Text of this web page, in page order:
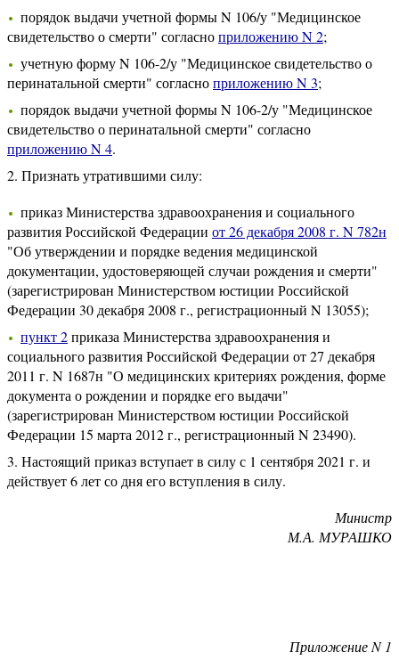
порядок выдачи учетной формы N 106/у "Медицинское
свидетельство о смерти" согласноприложению N 2;
учетную форму N 106-2/у "Медицинское свидетельство о
перинатальной смерти" согласноприложению N 3;
порядок выдачи учетной формы N 106-2/у "Медицинское
свидетельство о перинатальной смерти" согласно
приложению N 4.
2. Признать утратившими силу:
приказ Министерства здравоохранения и социального
развития Российской Федерации от 26 декабря 2008 г. N 782н
"Об утверждении и порядке ведения медицинской
документации, удостоверяющей случаи рождения и смерти"
(зарегистрирован Министерством юстиции Российской
Федерации 30 декабря 2008 г., регистрационный N 13055);
пункт 2приказа Министерства здравоохранения и
социального развития Российской Федерации от 27 декабря
2011 г. N 1687н "О медицинских критериях рождения, форме
документа о рождении и порядке его выдачи"
(зарегистрирован Министерством юстиции Российской
Федерации 15 марта 2012 г., регистрационный N 23490).
3. Настоящий приказ вступает в силу с 1 сентября 2021 г. и
действует 6 лет со дня его вступления в силу.
Министр
М.А. МУРАШКО
Приложение N 1